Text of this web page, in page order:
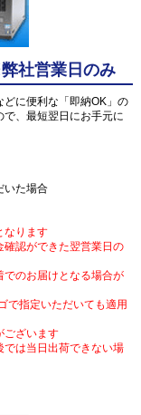
社営業日のみ
に便利な「即納OK」の
、最短翌日にお手元に
いた場合
なります
認ができた翌営業日の
のお届けとなる場合が
で指定いただいても適用
ございます
は当日出荷できない場